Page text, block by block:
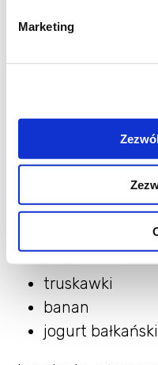
Marketing
ciasto:
2 jajka
1,5 szklanki
2 szklanki
farsz:
truskawki
banan
jogurt bałkański